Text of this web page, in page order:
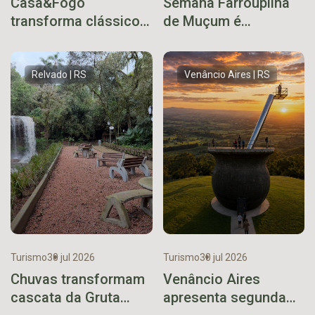
transforma clássico
gaúcho
de Muçum é
decisão conjunta
priorizar as
demandas do
município
Relvado | RS
Turismo30 jul 2026
Chuvas transformam
cascata da Gruta
Venâncio Aires | RS
Turismo30 jul 2026
Venâncio Aires
apresenta segunda